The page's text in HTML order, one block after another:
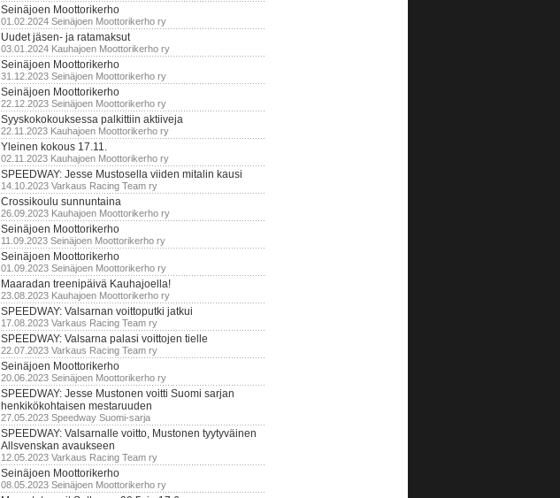
Seinäjoen Moottorikerho
01.02.2024 Seinäjoen Moottorikerho ry
Uudet jäsen- ja ratamaksut
03.01.2024 Kauhajoen Moottorikerho ry
Seinäjoen Moottorikerho
31.12.2023 Seinäjoen Moottorikerho ry
Seinäjoen Moottorikerho
22.12.2023 Seinäjoen Moottorikerho ry
Syyskokokouksessa palkittiin aktiiveja
22.11.2023 Kauhajoen Moottorikerho ry
Yleinen kokous 17.11.
02.11.2023 Kauhajoen Moottorikerho ry
SPEEDWAY: Jesse Mustosella viiden mitalin kausi
14.10.2023 Varkaus Racing Team ry
Crossikoulu sunnuntaina
26.09.2023 Kauhajoen Moottorikerho ry
Seinäjoen Moottorikerho
11.09.2023 Seinäjoen Moottorikerho ry
Seinäjoen Moottorikerho
01.09.2023 Seinäjoen Moottorikerho ry
Maaradan treenipäivä Kauhajoella!
23.08.2023 Kauhajoen Moottorikerho ry
SPEEDWAY: Valsarnan voittoputki jatkui
17.08.2023 Varkaus Racing Team ry
SPEEDWAY: Valsarna palasi voittojen tielle
22.07.2023 Varkaus Racing Team ry
Seinäjoen Moottorikerho
20.06.2023 Seinäjoen Moottorikerho ry
SPEEDWAY: Jesse Mustonen voitti Suomi sarjan
henkikökohtaisen mestaruuden
27.05.2023 Speedway Suomi-sarja
SPEEDWAY: Valsarnalle voitto, Mustonen tyytyväinen
Allsvenskan avaukseen
12.05.2023 Varkaus Racing Team ry
Seinäjoen Moottorikerho
08.05.2023 Seinäjoen Moottorikerho ry